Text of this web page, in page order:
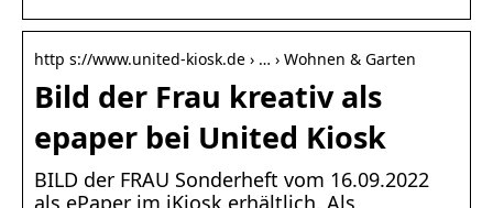
http s://www.united-kiosk.de › … › Wohnen & Garten
Bild der Frau kreativ als
epaper bei United Kiosk
BILD der FRAU Sonderheft vom 16.09.2022